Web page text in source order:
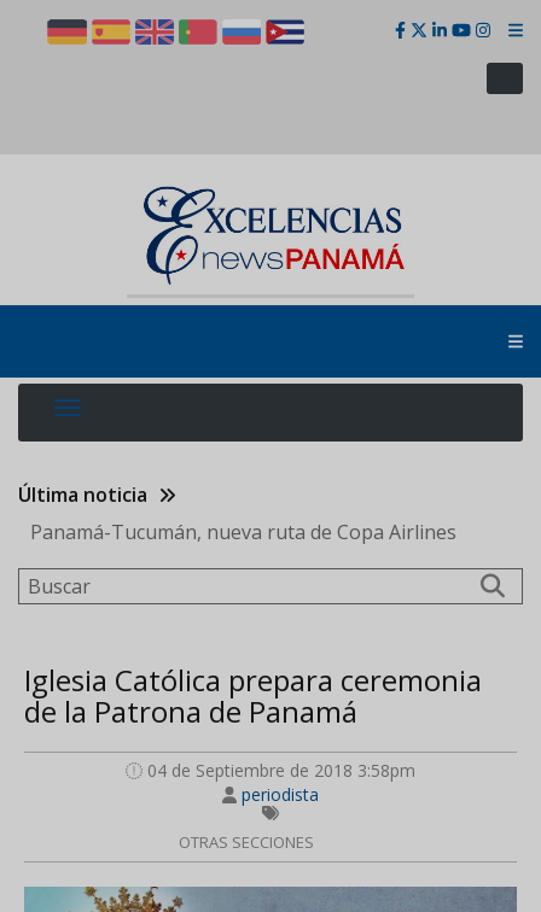
Última noticia
Panamá-Tucumán, nueva ruta de Copa Airlines
Buscar
Iglesia Católica prepara ceremonia
de la Patrona de Panamá
04 de Septiembre de 2018 3:58pm
periodista
OTRAS SECCIONES